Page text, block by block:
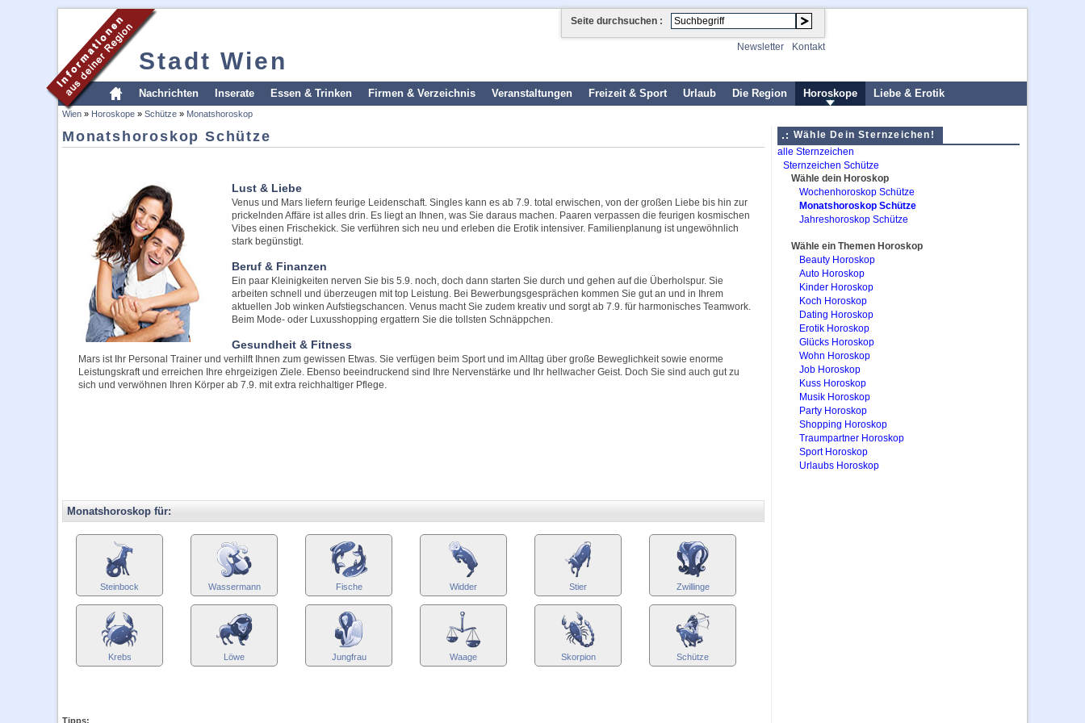
Stadt Wien
Seite durchsuchen :
Newsletter Kontakt
Nachrichten Inserate Essen & Trinken Firmen & Verzeichnis Veranstaltungen Freizeit & Sport Urlaub Die Region Horoskope Liebe & Erotik
Wien » Horoskope » Schütze » Monatshoroskop
Monatshoroskop Schütze
Lust & Liebe
Venus und Mars liefern feurige Leidenschaft. Singles kann es ab 7.9. total erwischen, von der großen Liebe bis hin zur
prickelnden Affäre ist alles drin. Es liegt an Ihnen, was Sie daraus machen. Paaren verpassen die feurigen kosmischen
Vibes einen Frischekick. Sie verführen sich neu und erleben die Erotik intensiver. Familienplanung ist ungewöhnlich
stark begünstigt.
Beruf & Finanzen
Ein paar Kleinigkeiten nerven Sie bis 5.9. noch, doch dann starten Sie durch und gehen auf die Überholspur. Sie
arbeiten schnell und überzeugen mit top Leistung. Bei Bewerbungsgesprächen kommen Sie gut an und in Ihrem
aktuellen Job winken Aufstiegschancen. Venus macht Sie zudem kreativ und sorgt ab 7.9. für harmonisches Teamwork.
Beim Mode- oder Luxusshopping ergattern Sie die tollsten Schnäppchen.
Gesundheit & Fitness
Mars ist Ihr Personal Trainer und verhilft Ihnen zum gewissen Etwas. Sie verfügen beim Sport und im Alltag über große Beweglichkeit sowie enorme
Leistungskraft und erreichen Ihre ehrgeizigen Ziele. Ebenso beeindruckend sind Ihre Nervenstärke und Ihr hellwacher Geist. Doch Sie sind auch gut zu
sich und verwöhnen Ihren Körper ab 7.9. mit extra reichhaltiger Pflege.
Monatshoroskop für:
Steinbock Wassermann Fische Widder Stier Zwillinge
Krebs Löwe Jungfrau Waage Skorpion Schütze
Tipps:
Wähle Dein Sternzeichen!
alle Sternzeichen
Sternzeichen Schütze
Wähle dein Horoskop
Wochenhoroskop Schütze
Monatshoroskop Schütze
Jahreshoroskop Schütze
Wähle ein Themen Horoskop
Beauty Horoskop
Auto Horoskop
Kinder Horoskop
Koch Horoskop
Dating Horoskop
Erotik Horoskop
Glücks Horoskop
Wohn Horoskop
Job Horoskop
Kuss Horoskop
Musik Horoskop
Party Horoskop
Shopping Horoskop
Traumpartner Horoskop
Sport Horoskop
Urlaubs Horoskop